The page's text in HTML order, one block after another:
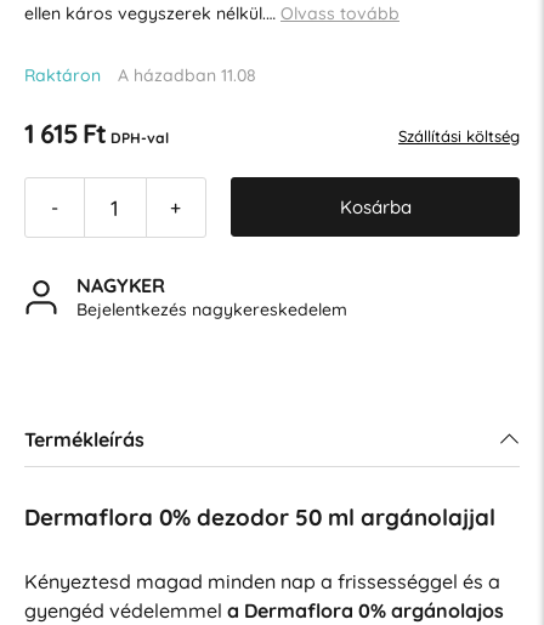
ellen káros vegyszerek nélkül.… Olvass tovább
Raktáron A házadban 11.08
1 615 Ft DPH-val Szállítási költség
- + Kosárba
NAGYKER
Bejelentkezés nagykereskedelem
Termékleírás
Dermaflora 0% dezodor 50 ml argánolajjal
Kényeztesd magad minden nap a frissességgel és a
gyengéd védelemmel a Dermaflora 0% argánolajos